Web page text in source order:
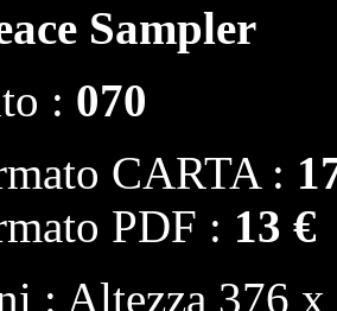
Sampler
: 070
CARTA :
PDF : 13 €
: Altezza 376